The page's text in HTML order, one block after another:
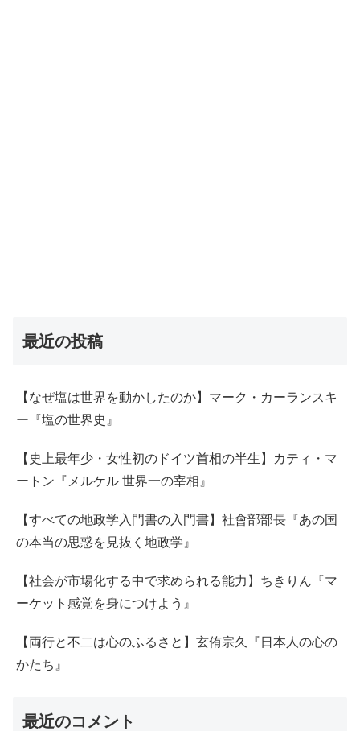
最近の投稿
【なぜ塩は世界を動かしたのか】マーク・カーランスキ
ー『塩の世界史』
【史上最年少・女性初のドイツ首相の半生】カティ・マ
ートン『メルケル 世界一の宰相』
【すべての地政学入門書の入門書】社會部部長『あの国
の本当の思惑を見抜く地政学』
【社会が市場化する中で求められる能力】ちきりん『マ
ーケット感覚を身につけよう』
【両行と不二は心のふるさと】玄侑宗久『日本人の心の
かたち』
最近のコメント